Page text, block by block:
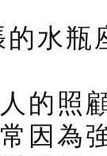
水瓶
的照
因為